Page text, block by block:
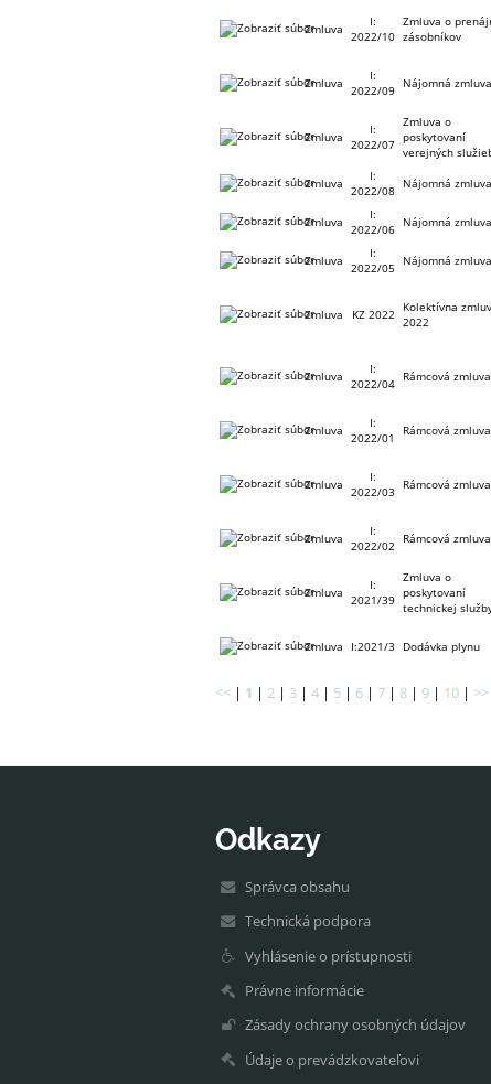
Zmluva
I:
2022/10
Zmluva o
zásobníkov
Zmluva
I:
2022/09 Nájomná zmluva
Zmluva
I:
2022/07
Zmluva o
poskytovaní
verejných
Zmluva
I:
2022/08 Nájomná zmluva
Zmluva
I:
2022/06 Nájomná zmluva
Zmluva
I:
2022/05
Nájomná zmluva
Zmluva KZ 2022 Kolektívna
2022
Zmluva
I:
2022/04 Rámcová zmluva
Zmluva
I:
2022/01
Rámcová zmluva
Zmluva
I:
2022/03
Rámcová zmluva
Zmluva
I:
2022/02 Rámcová zmluva
Zmluva
I:
2021/39
Zmluva o
poskytovaní
technickej
Zmluva I:2021/3 Dodávka plynu
<< | 1 | 2 | 3 |4 | 5 | 6 |7 | 8 | 9 | 10 | >>
Odkazy
Správca obsahu
Technická podpora
Vyhlásenie o prístupnosti
Právne informácie
Zásady ochrany osobných údajov
Údaje o prevádzkovateľovi